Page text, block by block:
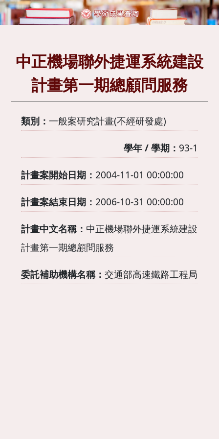
中正機場聯外捷運系統建設
計畫第一期總顧問服務
類別： 一般案研究計畫(不經研發處)
學年 / 學期： 93-1
計畫案開始日期： 2004-11-01 00:00:00
計畫案結束日期： 2006-10-31 00:00:00
計畫中文名稱： 中正機場聯外捷運系統建設
計畫第一期總顧問服務
委託補助機構名稱： 交通部高速鐵路工程局